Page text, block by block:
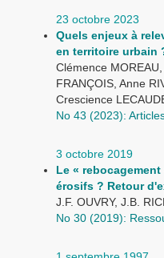
23 octobre 2023
Quels enjeux à
en territoire urbain
Clémence
FRANÇOIS, Anne
Crescience
No 43 (2023):
3 octobre 2019
Le «
érosifs ? Retour
J.F. OUVRY, J.B.
No 30 (2019):